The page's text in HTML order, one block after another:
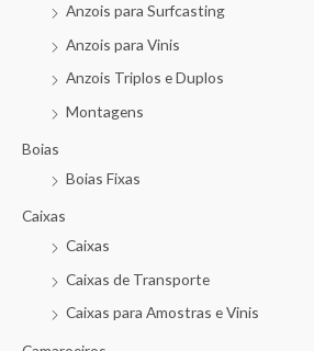
Anzois para Surfcasting
Anzois para Vinis
Anzois Triplos e Duplos
Montagens
Boias
Boias Fixas
Caixas
Caixas
Caixas de Transporte
Caixas para Amostras e Vinis